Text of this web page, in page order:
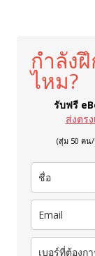
กำลัง
ไหม?
รับฟรี
ส่งตร
(สุ่ม 50 คน